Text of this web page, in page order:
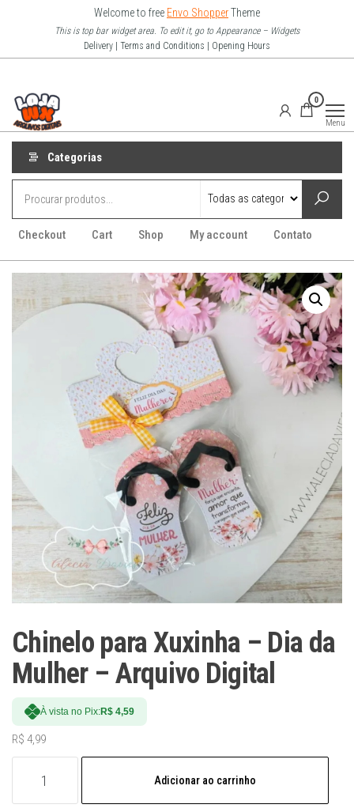
o
Welcome to free Envo ShopperTheme
This is top bar widget area. To edit it, go to Appearance – Widgets
Delivery | Terms and Conditions | Opening Hours
Arquivo
Digitais
0
Menu
Categorias
Checkout Cart Shop My account Contato
Chinelo para Xuxinha – Dia da
Mulher – Arquivo Digital
À vista no Pix:R$ 4,59
R$ 4,99
Xuxinha
Adicionar ao carrinho